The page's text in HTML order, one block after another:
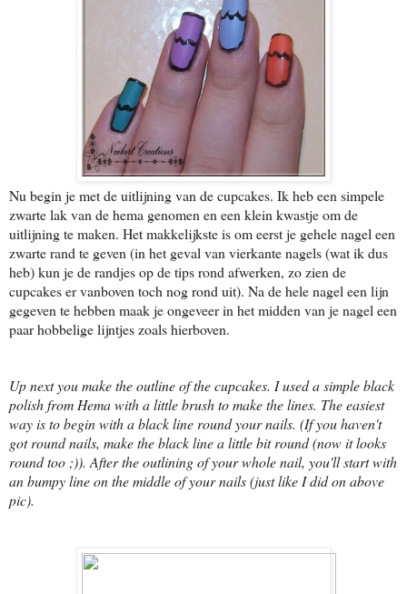
Nu begin je met de uitlijning van de cupcakes. Ik heb een simpele
zwarte lak van de hema genomen en een klein kwastje om de
uitlijning te maken. Het makkelijkste is om eerst je gehele nagel een
zwarte rand te geven (in het geval van vierkante nagels (wat ik dus
heb) kun je de randjes op de tips rond afwerken, zo zien de
cupcakes er vanboven toch nog rond uit). Na de hele nagel een lijn
gegeven te hebben maak je ongeveer in het midden van je nagel een
paar hobbelige lijntjes zoals hierboven.
Up next you make the outline of the cupcakes. I used a simple black
polish from Hema with a little brush to make the lines. The easiest
way is to begin with a black line round your nails. (If you haven't
got round nails, make the black line a little bit round (now it looks
round too ;)). After the outlining of your whole nail, you'll start with
an bumpy line on the middle of your nails (just like I did on above
pic).